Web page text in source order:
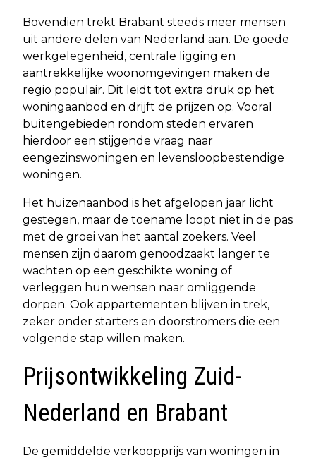
Bovendien trekt Brabant steeds meer mensen
uit andere delen van Nederland aan. De goede
werkgelegenheid, centrale ligging en
aantrekkelijke woonomgevingen maken de
regio populair. Dit leidt tot extra druk op het
woningaanbod en drijft de prijzen op. Vooral
buitengebieden rondom steden ervaren
hierdoor een stijgende vraag naar
eengezinswoningen en levensloopbestendige
woningen.
Het huizenaanbod is het afgelopen jaar licht
gestegen, maar de toename loopt niet in de pas
met de groei van het aantal zoekers. Veel
mensen zijn daarom genoodzaakt langer te
wachten op een geschikte woning of
verleggen hun wensen naar omliggende
dorpen. Ook appartementen blijven in trek,
zeker onder starters en doorstromers die een
volgende stap willen maken.
Prijsontwikkeling Zuid-
Nederland en Brabant
De gemiddelde verkoopprijs van woningen in